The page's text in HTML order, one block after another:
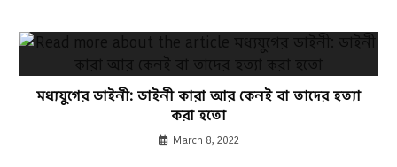
মধ্যযুগের ডাইনী: ডাইনী কারা আর কেনই বা তাদের হত্যা
করা হতো
March 8, 2022